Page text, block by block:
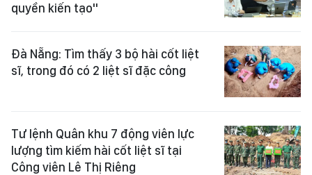
quyền kiến tạo"
Đà Nẵng: Tìm thấy 3 bộ hài cốt liệt
sĩ, trong đó có 2 liệt sĩ đặc công
Tư lệnh Quân khu 7 động viên lực
lượng tìm kiếm hài cốt liệt sĩ tại
Công viên Lê Thị Riêng